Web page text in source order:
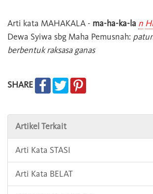
Arti kata MAHAKALA - ma-ha-ka-la n
Dewa Syiwa sbg Maha Pemusnah:
berbentuk raksasa ganas
SHARE
Artikel Terkait
Arti Kata STASI
Arti Kata BELAT